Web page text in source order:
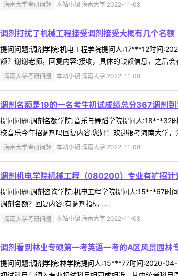
海南大学考研问题 本站小编 海南大学 2022-11-08
调剂打扰了机械工程接受调剂接受大概有几个名额
提问问题:调剂学院:机电工程学院提问人:17***12时间
额？谢谢老师。回复内容:接收，具体的缺额信息，之后
海南大学考研问题 本站小编 海南大学 2022-11-08
调剂名额是19的一名考生初试成绩总分367调剂到
提问问题:调剂名额学院:音乐与舞蹈学院提问人:18***32
校音乐今年招调剂吗回复内容:您好！欢迎报考海南大学
海南大学考研问题 本站小编 海南大学 2022-11-08
调剂机电学院机械工程（080200）专业有扩招计
提问问题:调剂咨询学院:机电工程学院提问人:15***67时
调剂名额？回复内容:有调剂指标 ...
海南大学考研问题 本站小编 海南大学 2022-11-08
调剂看到林业专硕第一考英语一考的A区风景园林
提问问题:调剂学院:林学院提问人:15***77时间:2020-04-